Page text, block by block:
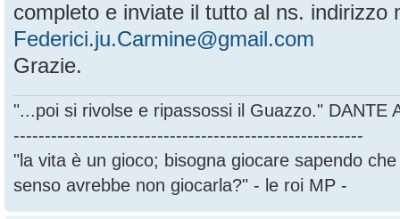
completo e inviate il tutto al ns. indirizzo
Federici.ju.Carmine@gmail.com
Grazie.
"...poi si rivolse e ripassossi il Guazzo." DANTE
--------------------------------------------------------
"la vita è un gioco; bisogna giocare sapendo
senso avrebbe non giocarla?" - le roi MP -